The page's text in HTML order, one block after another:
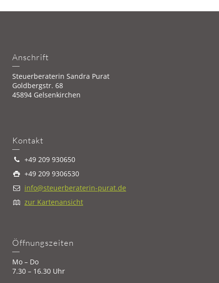
Anschrift
Steuerberaterin Sandra Purat
Goldbergstr. 68
45894 Gelsenkirchen
Kontakt
+49 209 930650
+49 209 9306530
info@steuerberaterin-purat.de
zur Kartenansicht
Öffnungszeiten
Mo – Do
7.30 – 16.30 Uhr